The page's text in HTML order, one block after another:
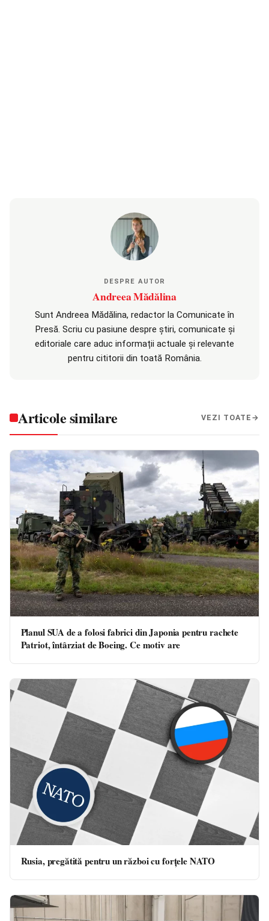
DESPRE AUTOR
Andreea Mădălina
Sunt Andreea Mădălina, redactor la Comunicate în
Presă. Scriu cu pasiune despre știri, comunicate și
editoriale care aduc informații actuale și relevante
pentru cititorii din toată România.
Articole similare VEZI TOATE
Planul SUA de a folosi fabrici din Japonia pentru rachete
Patriot, întârziat de Boeing. Ce motiv are
Rusia, pregătită pentru un război cu forțele NATO